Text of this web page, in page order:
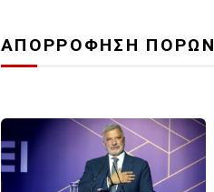
ΑΠΟΡΡΟΦΗΣΗ ΠΟΡΩΝ